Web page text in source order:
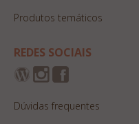
Produtos temáticos
REDES SOCIAIS
Dúvidas frequentes